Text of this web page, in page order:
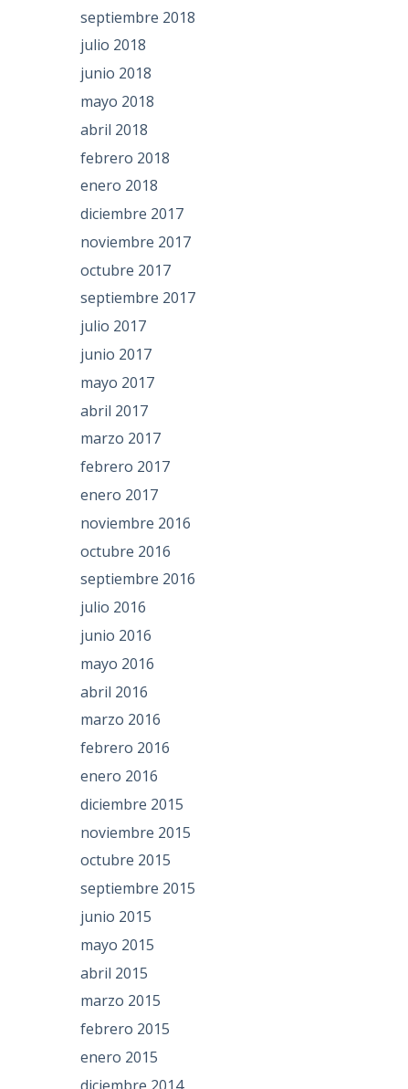
septiembre 2018
julio 2018
junio 2018
mayo 2018
abril 2018
febrero 2018
enero 2018
diciembre 2017
noviembre 2017
octubre 2017
septiembre 2017
julio 2017
junio 2017
mayo 2017
abril 2017
marzo 2017
febrero 2017
enero 2017
noviembre 2016
octubre 2016
septiembre 2016
julio 2016
junio 2016
mayo 2016
abril 2016
marzo 2016
febrero 2016
enero 2016
diciembre 2015
noviembre 2015
octubre 2015
septiembre 2015
junio 2015
mayo 2015
abril 2015
marzo 2015
febrero 2015
enero 2015